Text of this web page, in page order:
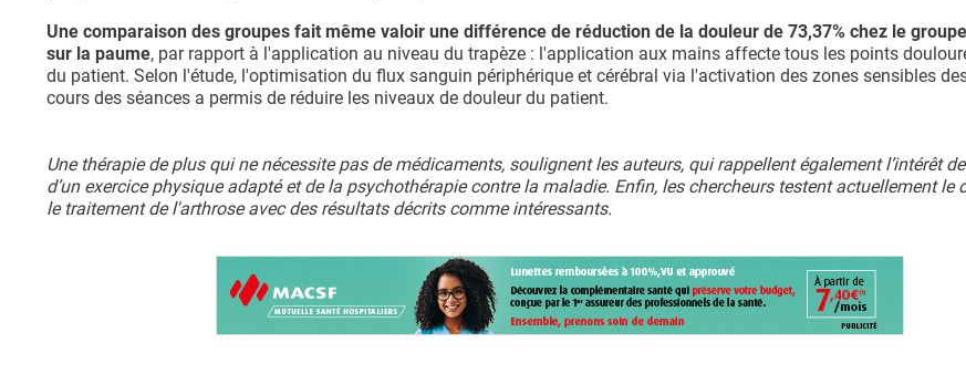
Une comparaison des groupes fait même valoir une différence de réduction de la douleur de 73,37% chez le
sur la paume, par rapport à l'application au niveau du trapèze : l'application aux mains affecte tous les points
du patient. Selon l'étude, l'optimisation du flux sanguin périphérique et cérébral via l'activation des zones sensibles
cours des séances a permis de réduire les niveaux de douleur du patient.
Une thérapie de plus qui ne nécessite pas de médicaments, soulignent les auteurs, qui rappellent également l’intérêt
d’un exercice physique adapté et de la psychothérapie contre la maladie. Enfin, les chercheurs testent actuellement le
le traitement de l'arthrose avec des résultats décrits comme intéressants.